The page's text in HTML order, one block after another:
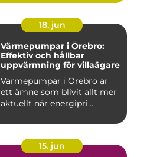
18. jun
Värmepumpar i Örebro:
Effektiv och hållbar
uppvärmning för villaägare
Värmepumpar i Örebro är
ett ämne som blivit allt mer
aktuellt när energipri...
15. jun